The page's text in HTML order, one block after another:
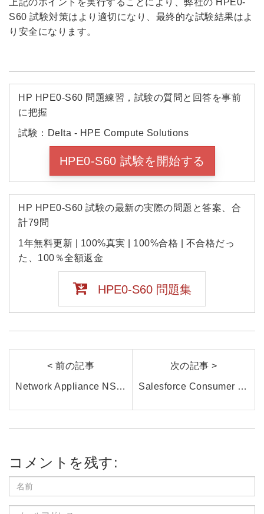
S60 試験対策はより適切になり、最終的な試験結果はよ
り安全になります。
HP HPE0-S60 問題練習，試験の質問と回答を事前
に把握
試験：Delta - HPE Compute Solutions
HPE0-S60 試験を開始する
HP HPE0-S60 試験の最新の実際の問題と答案、合
計79問
1年無料更新 | 100%真実 | 100%合格 | 不合格だっ
た、100％全額返金
HPE0-S60 問題集
< 前の記事
Network Appliance NS0-305試験とは？NetApp認定資格の最新情報と効率的な学習方法を紹介
次の記事 >
Salesforce Consumer Goods Cloud試験問題集はどのように選択すればよいですか?|gowukaku
コメントを残す: